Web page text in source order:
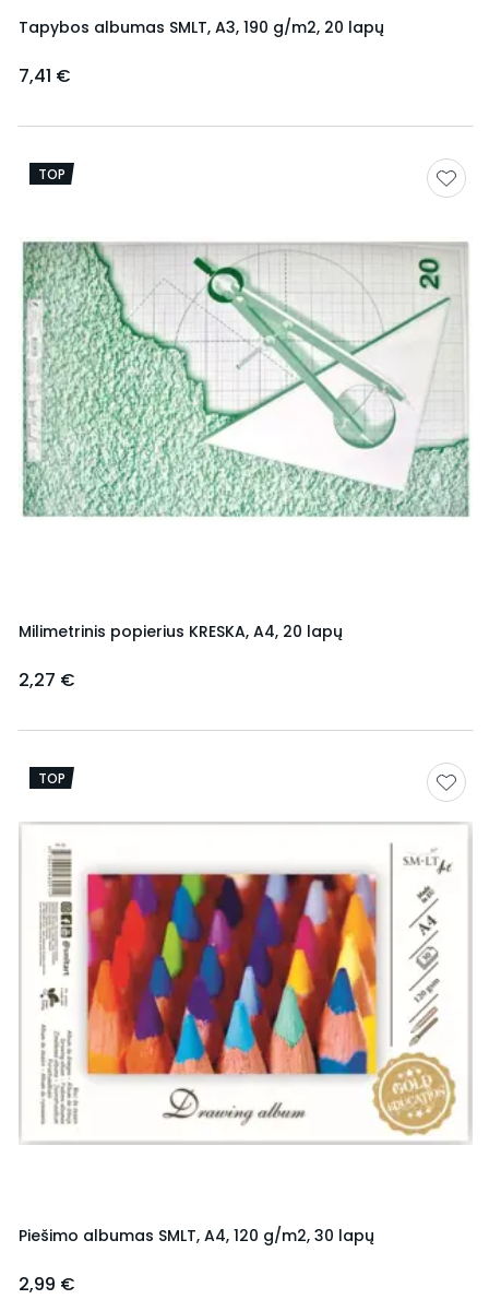
Tapybos albumas SMLT, A3, 190 g/m2, 20 lapų
7,41 €
TOP
Milimetrinis popierius KRESKA, A4, 20 lapų
2,27 €
TOP
Piešimo albumas SMLT, A4, 120 g/m2, 30 lapų
2,99 €